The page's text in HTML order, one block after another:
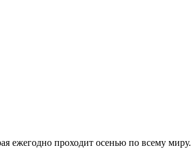
ежегодно проходит осенью по всему миру.